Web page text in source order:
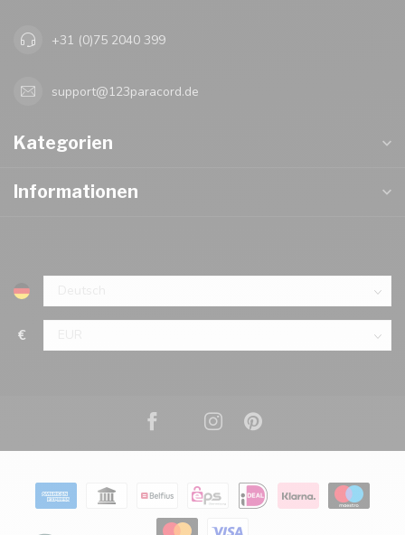
+31 (0)75 2040 399
support@123paracord.de
Kategorien
Informationen
€